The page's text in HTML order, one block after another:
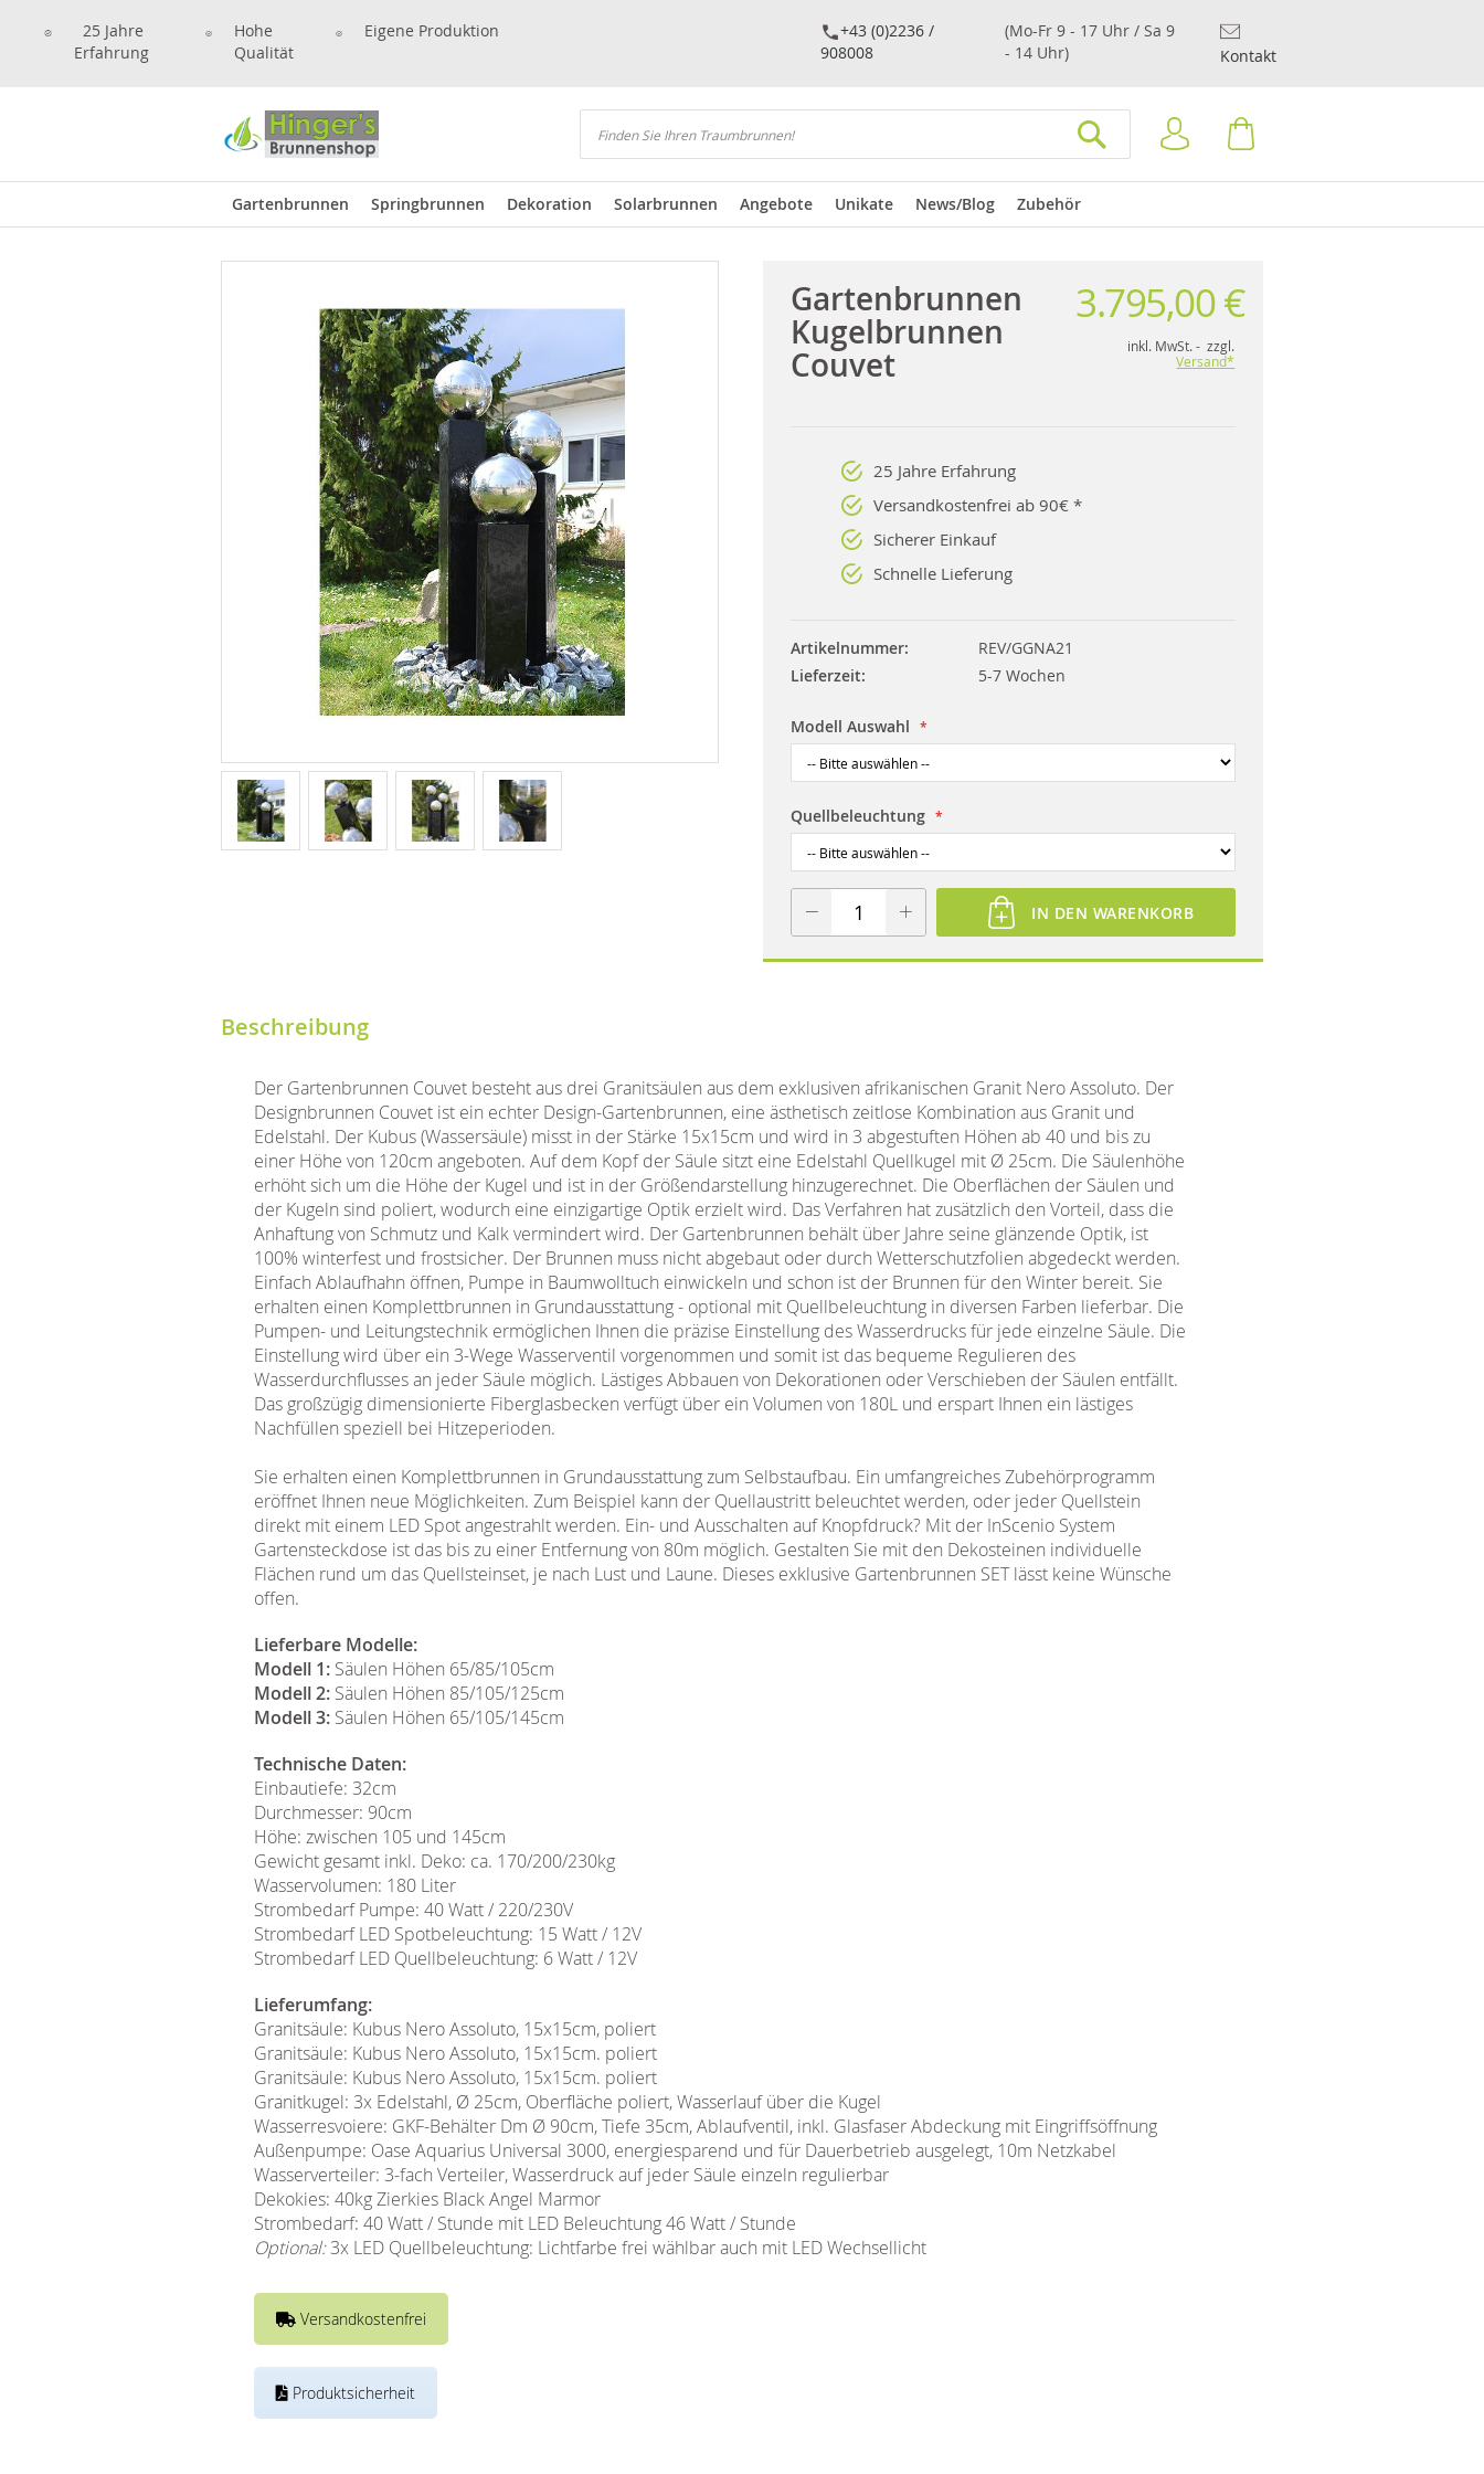
25 Jahre
Erfahrung
Hohe
Qualität
Eigene Produktion
+43 (0)2236 /
908008
(Mo-Fr 9 - 17 Uhr / Sa 9
- 14 Uhr)
Kontakt
Suchen
Anmelden
Gartenbrunnen Springbrunnen Dekoration Solarbrunnen Angebote Unikate News/Blog Zubehör
Gartenbrunnen
Kugelbrunnen
Couvet
3.795,00 €
inkl. MwSt. - zzgl.
Versand*
25 Jahre Erfahrung
Versandkostenfrei ab 90€ *
Sicherer Einkauf
Schnelle Lieferung
Artikelnummer
REV/GGNA21
Lieferzeit
5-7 Wochen
Modell Auswahl
Quellbeleuchtung
IN DEN WARENKORB
Beschreibung
Der Gartenbrunnen Couvet besteht aus drei Granitsäulen aus dem exklusiven afrikanischen Granit Nero Assoluto. Der
Designbrunnen Couvet ist ein echter Design-Gartenbrunnen, eine ästhetisch zeitlose Kombination aus Granit und
Edelstahl. Der Kubus (Wassersäule) misst in der Stärke 15x15cm und wird in 3 abgestuften Höhen ab 40 und bis zu
einer Höhe von 120cm angeboten. Auf dem Kopf der Säule sitzt eine Edelstahl Quellkugel mit Ø 25cm. Die Säulenhöhe
erhöht sich um die Höhe der Kugel und ist in der Größendarstellung hinzugerechnet. Die Oberflächen der Säulen und
der Kugeln sind poliert, wodurch eine einzigartige Optik erzielt wird. Das Verfahren hat zusätzlich den Vorteil, dass die
Anhaftung von Schmutz und Kalk vermindert wird. Der Gartenbrunnen behält über Jahre seine glänzende Optik, ist
100% winterfest und frostsicher. Der Brunnen muss nicht abgebaut oder durch Wetterschutzfolien abgedeckt werden.
Einfach Ablaufhahn öffnen, Pumpe in Baumwolltuch einwickeln und schon ist der Brunnen für den Winter bereit. Sie
erhalten einen Komplettbrunnen in Grundausstattung - optional mit Quellbeleuchtung in diversen Farben lieferbar. Die
Pumpen- und Leitungstechnik ermöglichen Ihnen die präzise Einstellung des Wasserdrucks für jede einzelne Säule. Die
Einstellung wird über ein 3-Wege Wasserventil vorgenommen und somit ist das bequeme Regulieren des
Wasserdurchflusses an jeder Säule möglich. Lästiges Abbauen von Dekorationen oder Verschieben der Säulen entfällt.
Das großzügig dimensionierte Fiberglasbecken verfügt über ein Volumen von 180L und erspart Ihnen ein lästiges
Nachfüllen speziell bei Hitzeperioden.
Sie erhalten einen Komplettbrunnen in Grundausstattung zum Selbstaufbau. Ein umfangreiches Zubehörprogramm
eröffnet Ihnen neue Möglichkeiten. Zum Beispiel kann der Quellaustritt beleuchtet werden, oder jeder Quellstein
direkt mit einem LED Spot angestrahlt werden. Ein- und Ausschalten auf Knopfdruck? Mit der InScenio System
Gartensteckdose ist das bis zu einer Entfernung von 80m möglich. Gestalten Sie mit den Dekosteinen individuelle
Flächen rund um das Quellsteinset, je nach Lust und Laune. Dieses exklusive Gartenbrunnen SET lässt keine Wünsche
offen.
Lieferbare Modelle:
Modell 1: Säulen Höhen 65/85/105cm
Modell 2: Säulen Höhen 85/105/125cm
Modell 3: Säulen Höhen 65/105/145cm
Technische Daten:
Einbautiefe: 32cm
Durchmesser: 90cm
Höhe: zwischen 105 und 145cm
Gewicht gesamt inkl. Deko: ca. 170/200/230kg
Wasservolumen: 180 Liter
Strombedarf Pumpe: 40 Watt / 220/230V
Strombedarf LED Spotbeleuchtung: 15 Watt / 12V
Strombedarf LED Quellbeleuchtung: 6 Watt / 12V
Lieferumfang:
Granitsäule: Kubus Nero Assoluto, 15x15cm, poliert
Granitsäule: Kubus Nero Assoluto, 15x15cm. poliert
Granitsäule: Kubus Nero Assoluto, 15x15cm. poliert
Granitkugel: 3x Edelstahl, Ø 25cm, Oberfläche poliert, Wasserlauf über die Kugel
Wasserresvoiere: GKF-Behälter Dm Ø 90cm, Tiefe 35cm, Ablaufventil, inkl. Glasfaser Abdeckung mit Eingriffsöffnung
Außenpumpe: Oase Aquarius Universal 3000, energiesparend und für Dauerbetrieb ausgelegt, 10m Netzkabel
Wasserverteiler: 3-fach Verteiler, Wasserdruck auf jeder Säule einzeln regulierbar
Dekokies: 40kg Zierkies Black Angel Marmor
Strombedarf: 40 Watt / Stunde mit LED Beleuchtung 46 Watt / Stunde
Optional:3x LED Quellbeleuchtung: Lichtfarbe frei wählbar auch mit LED Wechsellicht
Versandkostenfrei
Produktsicherheit